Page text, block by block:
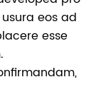
eos ad
esse